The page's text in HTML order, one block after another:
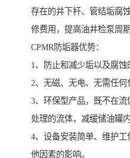
存在的井下杆、管结垢腐
修费用，提高油井检泵周期
CPMR防垢器优势：
1、防止和减少垢以及腐蚀
2、无磁、无电、无需任何
3、环保型产品，既不在
处理的流体，减缓储油罐
4、设备安装简单、维护
他因素的影响。